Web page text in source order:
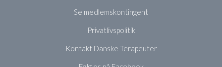
Se medlemskontingent
Privatlivspolitik
Kontakt Danske Terapeuter